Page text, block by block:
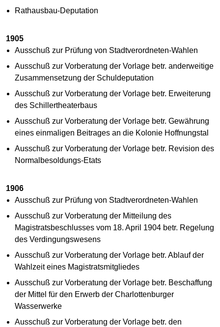
Rathausbau-Deputation
1905
Ausschuß zur Prüfung von Stadtverordneten-Wahlen
Ausschuß zur Vorberatung der Vorlage betr. anderweitige
Zusammensetzung der Schuldeputation
Ausschuß zur Vorberatung der Vorlage betr. Erweiterung
des Schillertheaterbaus
Ausschuß zur Vorberatung der Vorlage betr. Gewährung
eines einmaligen Beitrages an die Kolonie Hoffnungstal
Ausschuß zur Vorberatung der Vorlage betr. Revision des
Normalbesoldungs-Etats
1906
Ausschuß zur Prüfung von Stadtverordneten-Wahlen
Ausschuß zur Vorberatung der Mitteilung des
Magistratsbeschlusses vom 18. April 1904 betr. Regelung
des Verdingungswesens
Ausschuß zur Vorberatung der Vorlage betr. Ablauf der
Wahlzeit eines Magistratsmitgliedes
Ausschuß zur Vorberatung der Vorlage betr. Beschaffung
der Mittel für den Erwerb der Charlottenburger
Wasserwerke
Ausschuß zur Vorberatung der Vorlage betr. den